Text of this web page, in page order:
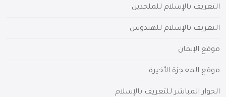
التعريف بالإسلام للملحدين
التعريف بالإسلام للهندوس
موقع الإيمان
موقع المعجزة الأخيرة
الحوار المباشر للتعريف بالإسلام